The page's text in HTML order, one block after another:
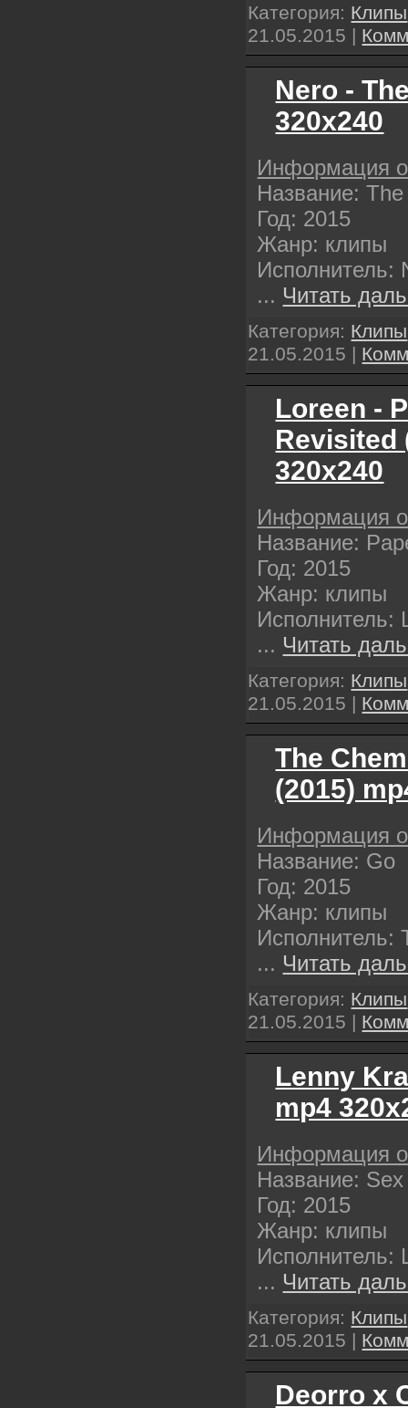
Категория: Клипы
21.05.2015 |
Nero -
320х240
Информация
Название:
Год: 2015
Жанр: клипы
Исполнитель:
... Читать
Категория: Клипы
21.05.2015 |
Loreen -
Revisited
320х240
Информация
Название:
Год: 2015
Жанр: клипы
Исполнитель:
... Читать
Категория: Клипы
21.05.2015 |
The
(2015)
Информация
Название: Go
Год: 2015
Жанр: клипы
Исполнитель:
... Читать
Категория: Клипы
21.05.2015 |
Lenny
mp4
Информация
Название: Sex
Год: 2015
Жанр: клипы
Исполнитель:
... Читать
Категория: Клипы
21.05.2015 |
Deorro x